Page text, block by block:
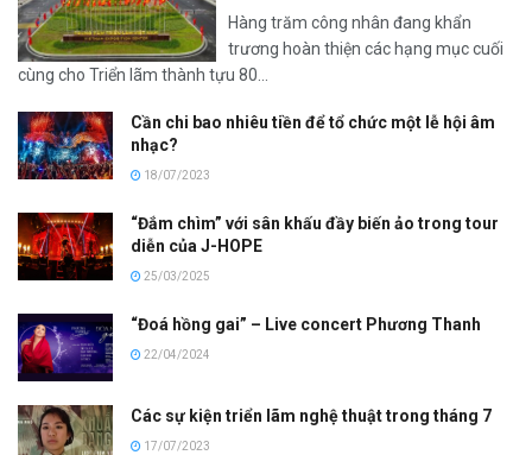
Hàng trăm công nhân đang khẩn
trương hoàn thiện các hạng mục cuối
cùng cho Triển lãm thành tựu 80...
Cần chi bao nhiêu tiền để tổ chức một lễ hội âm
nhạc?
18/07/2023
“Đắm chìm” với sân khấu đầy biến ảo trong tour
diễn của J-HOPE
25/03/2025
“Đoá hồng gai” – Live concert Phương Thanh
22/04/2024
Các sự kiện triển lãm nghệ thuật trong tháng 7
17/07/2023